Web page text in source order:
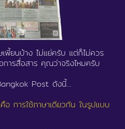
พี้ยนบ้าง ไม่แย่ครับ แต่ก็ไม่ควร
การสื่อสาร คุณว่าจริงไหมครับ
Post ดังนี้...
การใช้ภาษาเดียวกัน ในรูปแบบ